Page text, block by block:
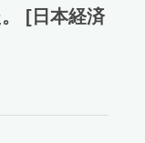
[日本経済